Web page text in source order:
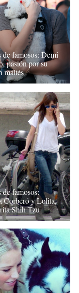
de famosos: Demi
pasión por su
maltés
de famosos:
Corberó y Lolita,
Shih Tzu